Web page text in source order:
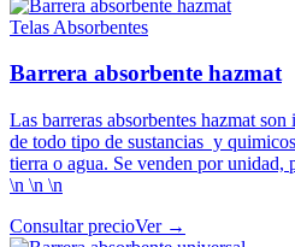
Telas Absorbentes
Barrera absorbente hazmat
Las barreras absorbentes hazmat
de todo tipo de sustancias y
tierra o agua. Se venden por unidad,
\n \n \n
Consultar precioVer →